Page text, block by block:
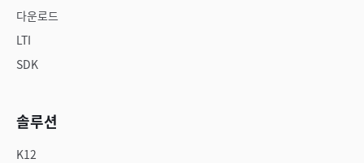
다운로드
LTI
SDK
솔루션
K12